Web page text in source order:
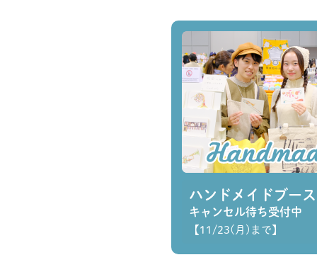
ハンドメイドブース
キャンセル待ち受付中
【11/23(月)まで】